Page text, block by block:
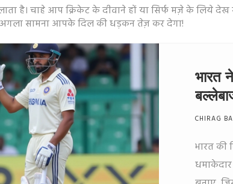
लाता है। चाहे आप क्रिकेट के दीवाने हों या सिर्फ मज़े के
अगला सामना आपके दिल की धड़कन तेज़ कर देगा!
भारत
CHIRAG
भारत की